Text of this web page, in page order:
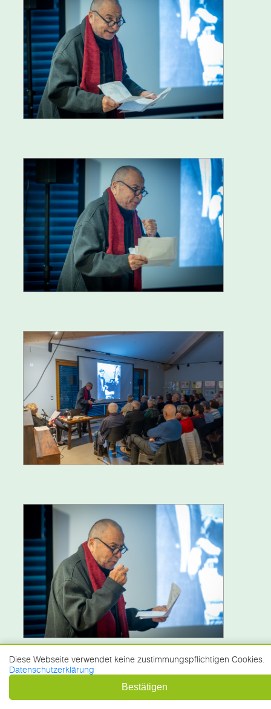
Diese Webseite verwendet keine zustimmungspflichtigen Cookies.
Datenschutzerklärung
Bestätigen